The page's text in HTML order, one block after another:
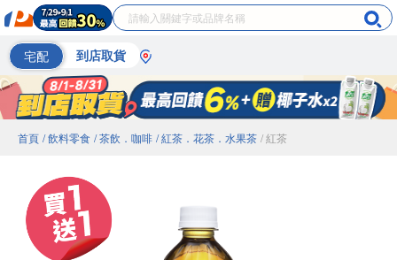
宅配 到店取貨
首頁 / 飲料零食 / 茶飲．咖啡 / 紅茶．花茶．水果茶 / 紅茶